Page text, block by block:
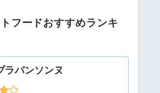
フードおすすめランキ
ラバンソンヌ